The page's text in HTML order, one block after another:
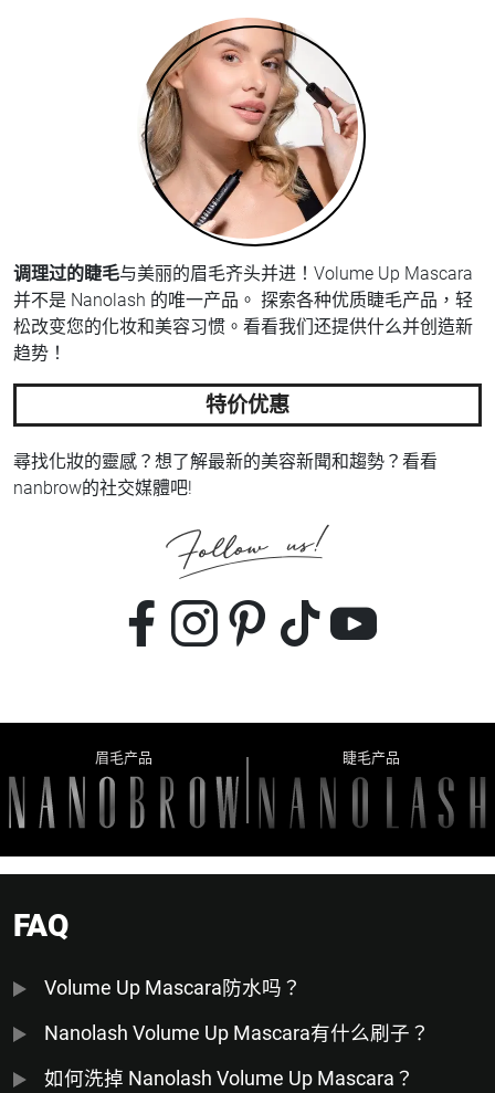
调理过的睫毛与美丽的眉毛齐头并进！Volume Up Mascara
并不是 Nanolash 的唯一产品。 探索各种优质睫毛产品，轻
松改变您的化妆和美容习惯。看看我们还提供什么并创造新
趋势！
特价优惠
尋找化妝的靈感？想了解最新的美容新聞和趨勢？看看
nanbrow的社交媒體吧!
眉毛产品 睫毛产品
FAQ
Volume Up Mascara防水吗？
Nanolash Volume Up Mascara有什么刷子？
如何洗掉 Nanolash Volume Up Mascara？